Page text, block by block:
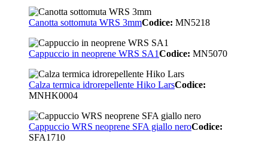
Canotta sottomuta WRS 3mmCodice: MN5218
Cappuccio in neoprene WRS SA1Codice: MN5070
Calza termica idrorepellente Hiko LarsCodice:
MNHK0004
Cappuccio WRS neoprene SFA giallo neroCodice:
SFA1710